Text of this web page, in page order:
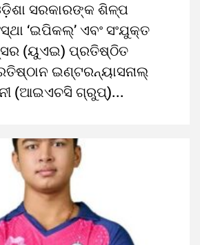
ସରକାରଙ୍କ ଶିଳ୍ପ
‘ଇପିକଲ୍’ ଏବଂ ସଂଯୁକ୍ତ
(ୟୁଏଇ) ପ୍ରତିଷ୍ଠିତ
ଇଣ୍ଟରନ୍ୟାସନାଲ୍
(ଆଇଏଚସି ଗ୍ରୁପ୍)...